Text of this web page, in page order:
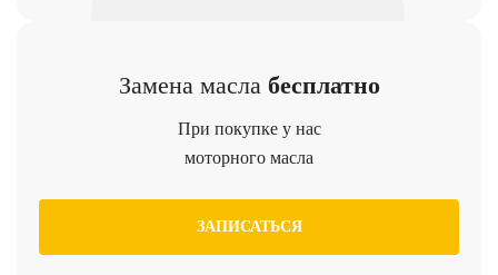
Замена масла бесплатно
При покупке у нас
моторного масла
ЗАПИСАТЬСЯ